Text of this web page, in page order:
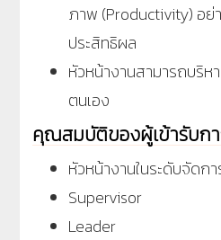
ภาพ (Productivity) อย่
ประสิทธิผล
หัวหน้างานสามารถบริห
ตนเอง
คุณสมบัติของผู้เข้ารับก
หัวหน้างานในระดับจัดก
Supervisor
Leader